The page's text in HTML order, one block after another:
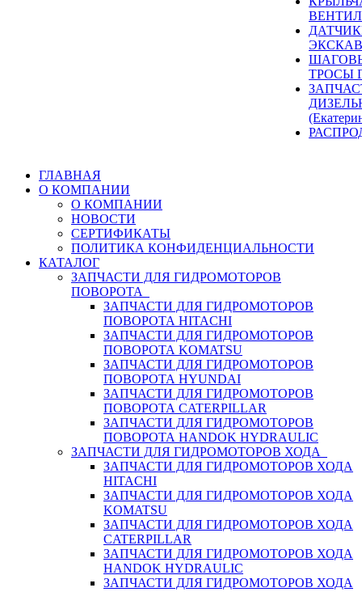
ТРОСЫ
ГЛАВНАЯ
О КОМПАНИИ
О КОМПАНИИ
НОВОСТИ
СЕРТИФИКАТЫ
ПОЛИТИКА КОНФИДЕНЦИАЛЬНОСТИ
КАТАЛОГ
ЗАПЧАСТИ ДЛЯ ГИДРОМОТОРОВ
ПОВОРОТА
ЗАПЧАСТИ ДЛЯ ГИДРОМОТОРОВ
ПОВОРОТА HITACHI
ЗАПЧАСТИ ДЛЯ ГИДРОМОТОРОВ
ПОВОРОТА KOMATSU
ЗАПЧАСТИ ДЛЯ ГИДРОМОТОРОВ
ПОВОРОТА HYUNDAI
ЗАПЧАСТИ ДЛЯ ГИДРОМОТОРОВ
ПОВОРОТА CATERPILLAR
ЗАПЧАСТИ ДЛЯ ГИДРОМОТОРОВ
ПОВОРОТА HANDOK HYDRAULIC
ЗАПЧАСТИ ДЛЯ ГИДРОМОТОРОВ ХОДА
ЗАПЧАСТИ ДЛЯ ГИДРОМОТОРОВ ХОДА
HITACHI
ЗАПЧАСТИ ДЛЯ ГИДРОМОТОРОВ ХОДА
KOMATSU
ЗАПЧАСТИ ДЛЯ ГИДРОМОТОРОВ ХОДА
CATERPILLAR
ЗАПЧАСТИ ДЛЯ ГИДРОМОТОРОВ ХОДА
HANDOK HYDRAULIC
ЗАПЧАСТИ ДЛЯ ГИДРОМОТОРОВ ХОДА